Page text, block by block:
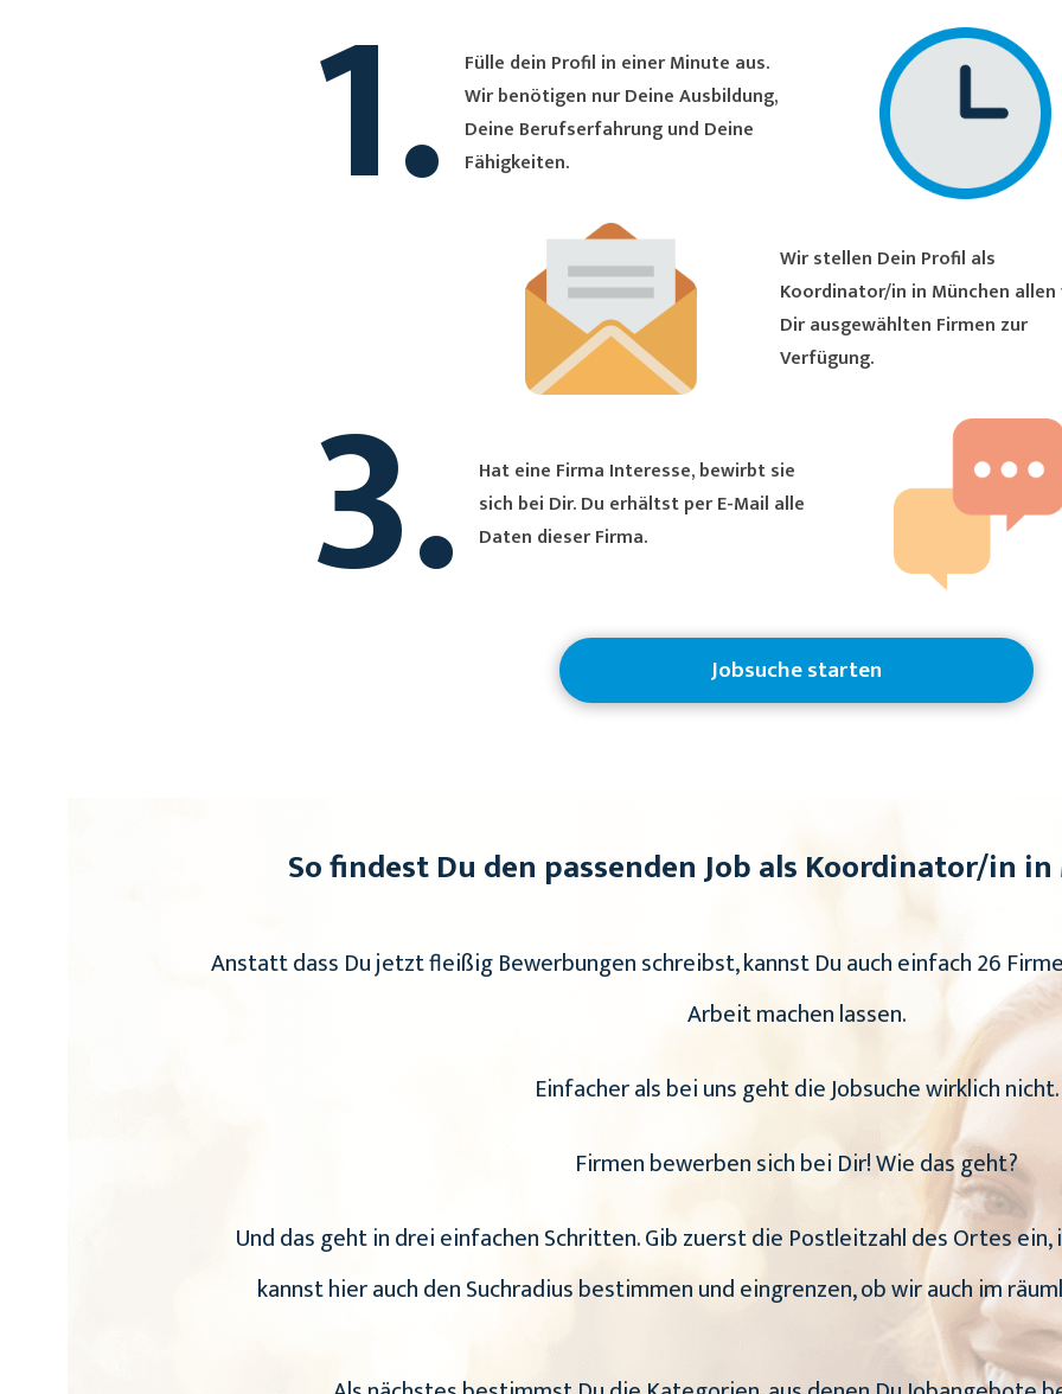
1.
Fülle dein Profil in einer Minute aus.
Wir benötigen nur Deine Ausbildung,
Deine Berufserfahrung und Deine
Fähigkeiten.
Wir stellen Dein Profil als
Koordinator/in in München allen von
Dir ausgewählten Firmen zur
Verfügung.
3.
Hat eine Firma Interesse, bewirbt sie
sich bei Dir. Du erhältst per E-Mail alle
Daten dieser Firma.
Jobsuche starten
So findest Du den passenden Job als Koordinator/in
Anstatt dass Du jetzt fleißig Bewerbungen schreibst, kannst Du auch einfach 26
Arbeit machen lassen.
Einfacher als bei uns geht die Jobsuche wirklich nicht.
Firmen bewerben sich bei Dir! Wie das geht?
Und das geht in drei einfachen Schritten. Gib zuerst die Postleitzahl des Ortes ein,
kannst hier auch den Suchradius bestimmen und eingrenzen, ob wir auch im